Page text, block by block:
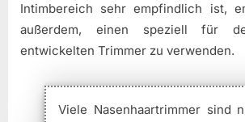
Intimbereich sehr empfindlich ist,
außerdem, einen speziell für
entwickelten Trimmer zu verwenden.
Viele Nasenhaartrimmer sind